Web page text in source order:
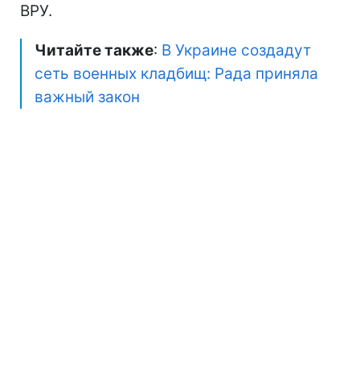
ВРУ.
Читайте также: В Украине создадут
сеть военных кладбищ: Рада приняла
важный закон